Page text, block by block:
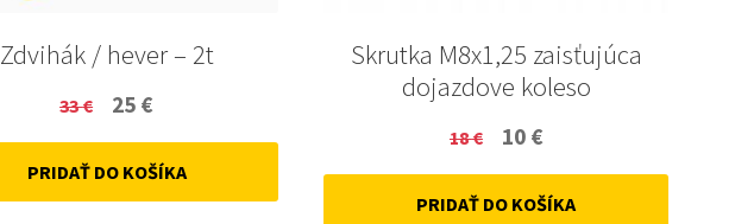
Zdvihák / hever – 2t
33€
Original
price
was:
25 €Current
price
is:
PRIDAŤ DO KOŠÍKA
Skrutka M8x1,25 zaisťujúca
dojazdove koleso
18€
Original
price
was:
10 €Current
price
is:
PRIDAŤ DO KOŠÍKA